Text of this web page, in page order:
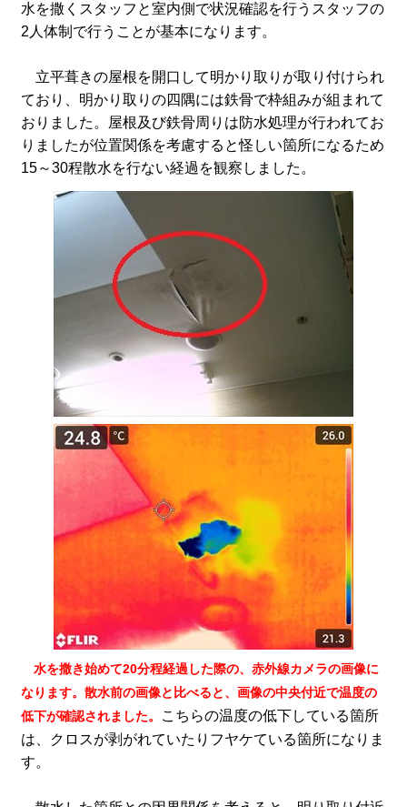
水を撒くスタッフと室内側で状況確認を行うスタッフの
2人体制で行うことが基本になります。
立平葺きの屋根を開口して明かり取りが取り付けられ
ており、明かり取りの四隅には鉄骨で枠組みが組まれて
おりました。屋根及び鉄骨周りは防水処理が行われてお
りましたが位置関係を考慮すると怪しい箇所になるため
15～30程散水を行ない経過を観察しました。
水を撒き始めて20分程経過した際の、赤外線カメラの画像に
なります。散水前の画像と比べると、画像の中央付近で温度の
低下が確認されました。
こちらの温度の低下している箇所
は、クロスが剥がれていたりフヤケている箇所になりま
す。